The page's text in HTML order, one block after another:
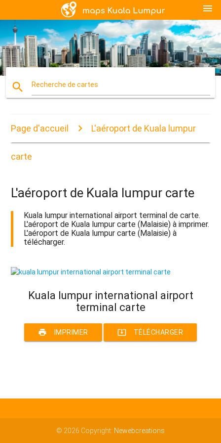
menu
search Recherche de cartes
Page d'accueil L'aéroport de Kuala lumpur
carte
L'aéroport de Kuala lumpur carte
Kuala lumpur international airport terminal de carte.
L'aéroport de Kuala lumpur carte (Malaisie) à imprimer.
L'aéroport de Kuala lumpur carte (Malaisie) à
télécharger.
Kuala lumpur international airport
terminal carte
print IMPRIMER system_update_alt TÉLÉCHARGER
© 2026 Copyright: Newebcreations